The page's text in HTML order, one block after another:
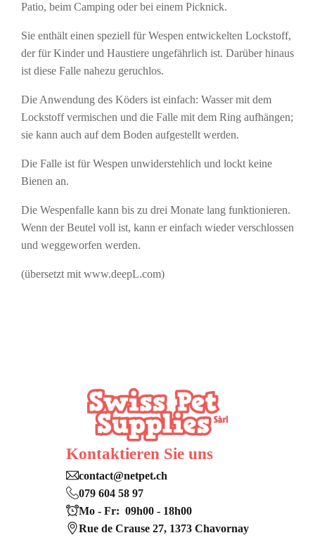
Patio, beim Camping oder bei einem Picknick.
Sie enthält einen speziell für Wespen entwickelten Lockstoff,
der für Kinder und Haustiere ungefährlich ist. Darüber hinaus
ist diese Falle nahezu geruchlos.
Die Anwendung des Köders ist einfach: Wasser mit dem
Lockstoff vermischen und die Falle mit dem Ring aufhängen;
sie kann auch auf dem Boden aufgestellt werden.
Die Falle ist für Wespen unwiderstehlich und lockt keine
Bienen an.
Die Wespenfalle kann bis zu drei Monate lang funktionieren.
Wenn der Beutel voll ist, kann er einfach wieder verschlossen
und weggeworfen werden.
(übersetzt mit www.deepL.com)
Kontaktieren Sie uns
contact@netpet.ch
079 604 58 97
Mo - Fr: 09h00 - 18h00
Rue de Crause 27, 1373 Chavornay